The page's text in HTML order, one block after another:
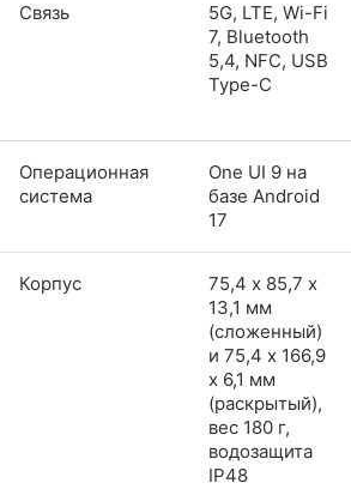
Связь
5G, LTE, Wi-Fi
7, Bluetooth
5,4, NFC, USB
Type-C
Операционная
система
One UI 9 на
базе Android
17
Корпус
75,4 х 85,7 х
13,1 мм
(сложенный)
и 75,4 x 166,9
x 6,1 мм
(раскрытый),
вес 180 г,
водозащита
IP48